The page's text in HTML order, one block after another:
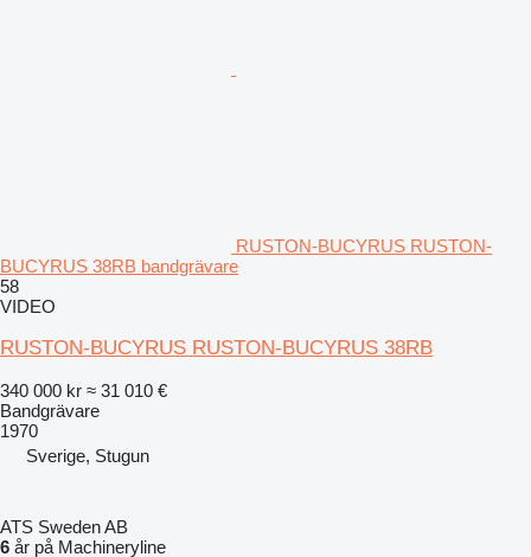
RUSTON-BUCYRUS RUSTON-
BUCYRUS 38RB bandgrävare
58
VIDEO
RUSTON-BUCYRUS RUSTON-BUCYRUS 38RB
340 000 kr ≈ 31 010 €
Bandgrävare
1970
Sverige, Stugun
ATS Sweden AB
6 år på Machineryline